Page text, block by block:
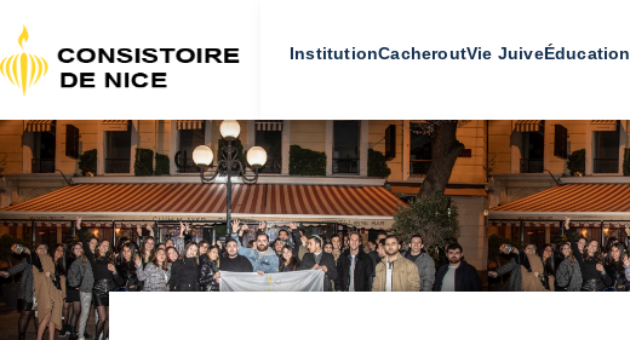
InstitutionCacheroutVie JuiveÉducation